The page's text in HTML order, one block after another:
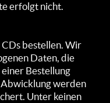
erfolgt nicht.
bestellen. Wir
Daten, die
Bestellung
werden
Unter keinen